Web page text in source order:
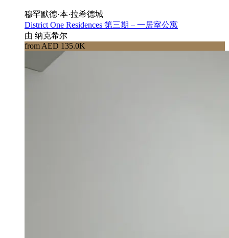
穆罕默德·本·拉希德城
District One Residences 第三期 – 一居室公寓
由 纳克希尔
from AED 135.0K